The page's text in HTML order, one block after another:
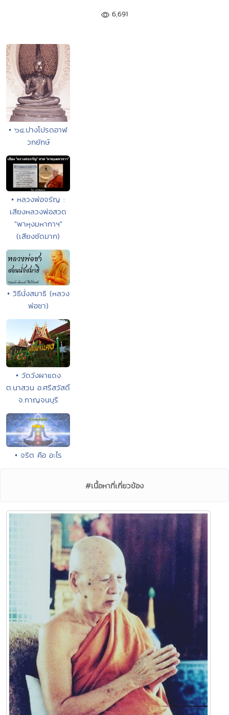
6,691
• ๖๔.ปางโปรดอาฬ
วกยักษ์
• หลวงพ่อจรัญ :
เสียงหลวงพ่อสวด
"พาหุงมหากาฯ"
(เสียงชัดมาก)
• วิธีนั่งสมาธิ (หลวง
พ่อชา)
• วัดวังผาแดง
ต.นาสวน อ.ศรีสวัสดิ์
จ.กาญจนบุรี
• จริต คือ อะไร
#เนื้อหาที่เกี่ยวข้อง